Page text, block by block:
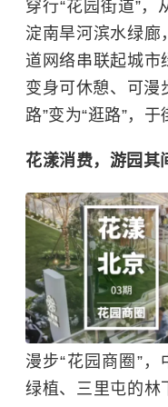
穿行“花园街道”
淀南旱河滨水绿廊
道网络串联起城市
变身可休憩、可漫
路”变为“逛路”，
花漾消费，游园其
漫步“花园商圈”
绿植、三里屯的林